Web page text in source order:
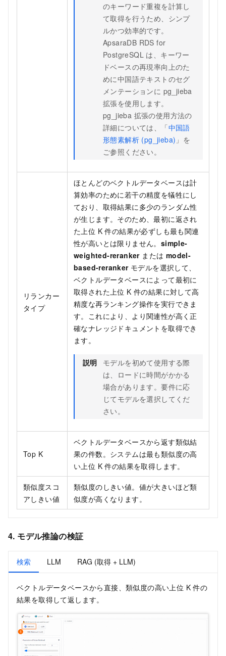
のキーワード重複を計算し
て取得を行うため、シンプ
ルかつ効率的です。
ApsaraDB RDS for
PostgreSQL は、キーワー
ドベースの再現率向上のた
めに中国語テキストのセグ
メンテーションに pg_jieba
拡張を使用します。
pg_jieba 拡張の使用方法の
詳細については、「中国語
形態素解析 (pg_jieba) 」を
ご参照ください。
リランカー
タイプ
ほとんどのベクトルデータベースは計
算効率のために若干の精度を犠牲にし
ており、取得結果に多少のランダム性
が生じます。そのため、最初に返され
た上位 K 件の結果が必ずしも最も関連
性が高いとは限りません。 simple-
weighted-rerankerまたは model-
based-rerankerモデルを選択して、
ベクトルデータベースによって最初に
取得された上位 K 件の結果に対して高
精度な再ランキング操作を実行できま
す。これにより、より関連性が高く正
確なナレッジドキュメントを取得でき
ます。
説明
モデルを初めて使用する際
は、ロードに時間がかかる
場合があります。要件に応
じてモデルを選択してくだ
さい。
Top K
ベクトルデータベースから返す類似結
果の件数。システムは最も類似度の高
い上位 K 件の結果を取得します。
類似度スコ
アしきい値
類似度のしきい値。値が大きいほど類
似度が高くなります。
4. モデル推論の検証
検索 LLM RAG (取得 + LLM)
ベクトルデータベースから直接、類似度の高い上位 K 件の
結果を取得して返します。